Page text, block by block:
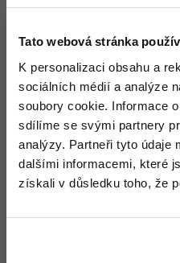
Tato webová stránka
K personalizaci obsahu a
sociálních médií a analýze
soubory cookie. Informace
sdílíme se svými partnery
analýzy. Partneři tyto údaje
dalšími informacemi, které
získali v důsledku toho, že
-30%
SEO -30%
UX
Business
-
Adobe XD -15%
Adobe InDesign -
Adobe After Effects
Kariéra
Pro firmy
Nahoru
Odpovídá na Michal Žůrek - misaz
Rasta_Man
Jo takhle jsem to myslel dík
Nahoru
Odpovídá na Rasta_Man